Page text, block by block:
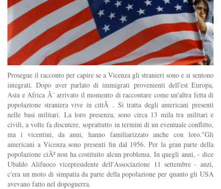
Prosegue il racconto per capire se a Vicenza gli stranieri sono e si sentono
integrati. Dopo aver parlato di immigrati provenienti dell'est Europa,
Asia e Africa Ã¨ arrivato il momento di raccontare come un'altra fetta di
popolazione straniera vive in cittÃ . Si tratta degli americani presenti
nelle basi militari. La loro presenza, sono circa 13 mila tra militari e
civili, a volte fa discutere, soprattutto in termini di un eventuale conflitto,
ma i vicentini, da anni, hanno familiarizzato anche con loro."Gli
americani a Vicenza sono presenti fin dal 1956. Per la gran parte della
popolazione ciÃ² non ha costituito alcun problema. In quegli anni, - dice
Ubaldo Alifuoco vicepresidente dell'Associazione 11 settembre - anzi,
c'era un moto di simpatia da parte della popolazione per quanto gli USA
avevano fatto nel dopoguerra.